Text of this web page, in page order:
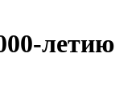
летию